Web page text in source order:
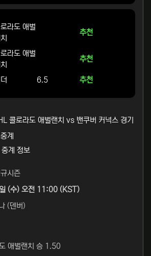
라도 애벌
추천
라도 애벌
추천
6.5 추천
콜로라도 애벌랜치 vs 밴쿠버 커넉스 경기
계
계 정보
시즌
(수) 오전 11:00 (KST)
(덴버)
애벌랜치 승 1.50